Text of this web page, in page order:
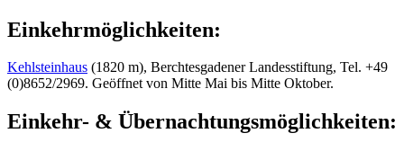
Einkehrmöglichkeiten:
Kehlsteinhaus (1820 m), Berchtesgadener Landesstiftung, Tel. +49
(0)8652/2969. Geöffnet von Mitte Mai bis Mitte Oktober.
Einkehr- & Übernachtungsmöglichkeiten: